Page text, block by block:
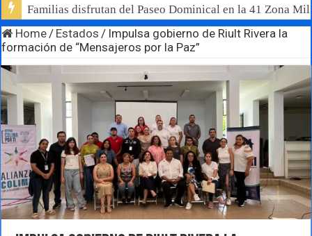
Familias disfrutan del Paseo Dominical en la 41 Zona
Home / Estados / Impulsa gobierno de Riult Rivera la
formación de “Mensajeros por la Paz”